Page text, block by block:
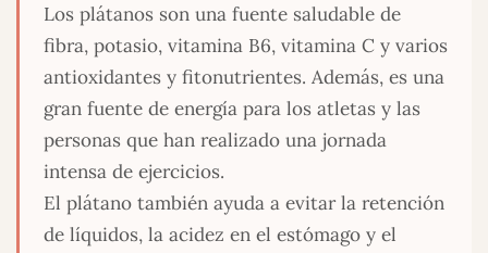
Los plátanos son una fuente saludable de
fibra, potasio, vitamina B6, vitamina C y varios
antioxidantes y fitonutrientes. Además, es una
gran fuente de energía para los atletas y las
personas que han realizado una jornada
intensa de ejercicios.
El plátano también ayuda a evitar la retención
de líquidos, la acidez en el estómago y el